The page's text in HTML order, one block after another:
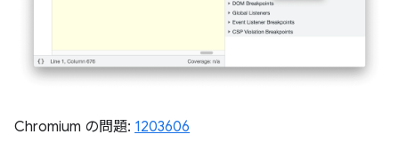
Chromium の問題: 1203606